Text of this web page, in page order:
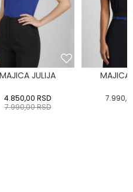
MAJICA JULIJA
4.850,00 RSD
7.990,00RSD
MAJICA